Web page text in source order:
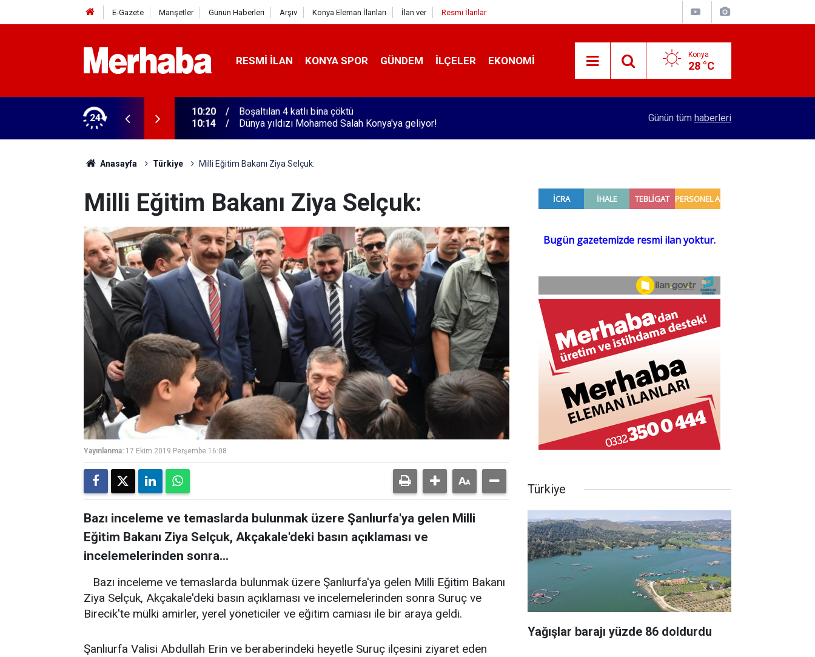
E-Gazete Manşetler Günün Haberleri Arşiv Konya Eleman İlanları İlan ver Resmi İlanlar
RESMI İLAN KONYA SPOR GÜNDEM İLÇELER EKONOMI Konya
28 °C
24 10:14 Dünya yıldızı Mohamed Salah Konya'ya geliyor! Gümrüklerde bu yıl 58 bin canlı hayvan ele
Günün tüm haberleri
Anasayfa Türkiye Milli Eğitim Bakanı Ziya Selçuk:
Milli Eğitim Bakanı Ziya Selçuk:
Yayınlanma: 17 Ekim 2019 Perşembe 16:08
Bazı inceleme ve temaslarda bulunmak üzere Şanlıurfa'ya gelen Milli
Eğitim Bakanı Ziya Selçuk, Akçakale'deki basın açıklaması ve
incelemelerinden sonra...
Bazı inceleme ve temaslarda bulunmak üzere Şanlıurfa'ya gelen Milli Eğitim Bakanı
Ziya Selçuk, Akçakale'deki basın açıklaması ve incelemelerinden sonra Suruç ve
Birecik'te mülki amirler, yerel yöneticiler ve eğitim camiası ile bir araya geldi.
Şanlıurfa Valisi Abdullah Erin ve beraberindeki heyetle Suruç ilçesini ziyaret eden
Türkiye
Yağışlar barajı yüzde 86 doldurdu